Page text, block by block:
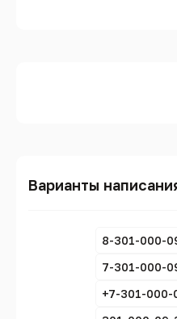
Варианты
8-301-000-
7-301-000-
+7-301-000-